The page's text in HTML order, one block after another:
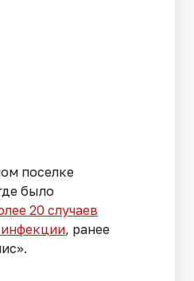
поселке
было
20 случаев
, ранее